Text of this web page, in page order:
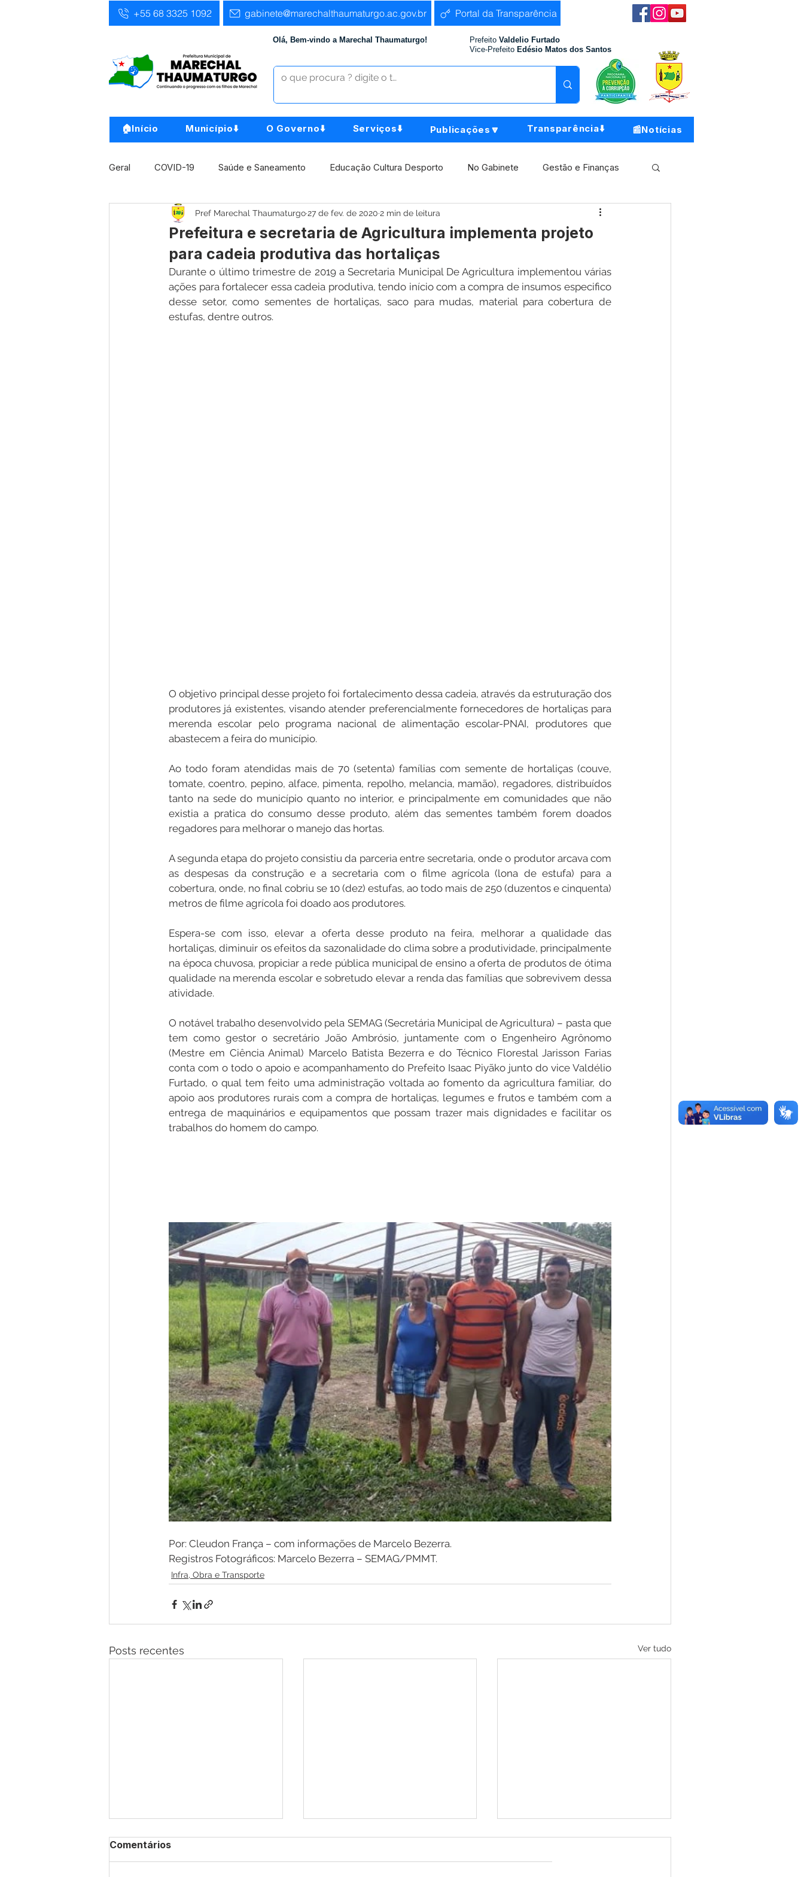
+55 68 3325 1092 gabinete@marechalthaumaturgo.ac.gov.br Portal da Transparência
Olá, Bem-vindo a Marechal Thaumaturgo! Prefeito Valdelio Furtado
Vice-Prefeito Edésio Matos dos Santos
🏠Início Município⬇️ O Governo⬇️ Serviços⬇️ Publicações🔽 Transparência⬇️ 📰Notícias
Geral COVID-19 Saúde e Saneamento Educação Cultura Desporto No Gabinete Gestão e Finanças
Infra, Obra e Transporte Assistência Social Comunidade Agricultura e Produção Meio Ambiente
Concursos Comunicado Institucional e Governo Políticas Públicas
Nota de Pesar Campanhas Datas Comemorativas Dengue
Prefeitura e secretaria de Agricultura implementa projeto
para cadeia produtiva das hortaliças
Pref Marechal Thaumaturgo27 de fev. de 2020 2 min de leitura
Durante o último trimestre de 2019 a Secretaria Municipal De Agricultura implementou várias
ações para fortalecer essa cadeia produtiva, tendo início com a compra de insumos especifico
desse setor, como sementes de hortaliças, saco para mudas, material para cobertura de
estufas, dentre outros.
O objetivo principal desse projeto foi fortalecimento dessa cadeia, através da estruturação dos
produtores já existentes, visando atender preferencialmente fornecedores de hortaliças para
merenda escolar pelo programa nacional de alimentação escolar-PNAI, produtores que
abastecem a feira do município.
Ao todo foram atendidas mais de 70 (setenta) famílias com semente de hortaliças (couve,
tomate, coentro, pepino, alface, pimenta, repolho, melancia, mamão), regadores, distribuídos
tanto na sede do município quanto no interior, e principalmente em comunidades que não
existia a pratica do consumo desse produto, além das sementes também forem doados
regadores para melhorar o manejo das hortas.
A segunda etapa do projeto consistiu da parceria entre secretaria, onde o produtor arcava com
as despesas da construção e a secretaria com o filme agrícola (lona de estufa) para a
cobertura, onde, no final cobriu se 10 (dez) estufas, ao todo mais de 250 (duzentos e cinquenta)
metros de filme agrícola foi doado aos produtores.
Espera-se com isso, elevar a oferta desse produto na feira, melhorar a qualidade das
hortaliças, diminuir os efeitos da sazonalidade do clima sobre a produtividade, principalmente
na época chuvosa, propiciar a rede pública municipal de ensino a oferta de produtos de ótima
qualidade na merenda escolar e sobretudo elevar a renda das famílias que sobrevivem dessa
atividade.
O notável trabalho desenvolvido pela SEMAG (Secretária Municipal de Agricultura) – pasta que
tem como gestor o secretário João Ambrósio, juntamente com o Engenheiro Agrônomo
(Mestre em Ciência Animal) Marcelo Batista Bezerra e do Técnico Florestal Jarisson Farias
conta com o todo o apoio e acompanhamento do Prefeito Isaac Piyãko junto do vice Valdélio
Furtado, o qual tem feito uma administração voltada ao fomento da agricultura familiar, do
apoio aos produtores rurais com a compra de hortaliças, legumes e frutos e também com a
entrega de maquinários e equipamentos que possam trazer mais dignidades e facilitar os
trabalhos do homem do campo.
Por: Cleudon França – com informações de Marcelo Bezerra.
Registros Fotográficos: Marcelo Bezerra – SEMAG/PMMT.
Infra, Obra e Transporte
Posts recentes Ver tudo
Comentários